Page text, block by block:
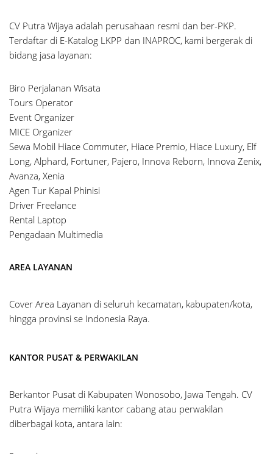
CV Putra Wijaya adalah perusahaan resmi dan ber-PKP.
Terdaftar di E-Katalog LKPP dan INAPROC, kami bergerak di
bidang jasa layanan:
Biro Perjalanan Wisata
Tours Operator
Event Organizer
MICE Organizer
Sewa Mobil Hiace Commuter, Hiace Premio, Hiace Luxury, Elf
Long, Alphard, Fortuner, Pajero, Innova Reborn, Innova Zenix,
Avanza, Xenia
Agen Tur Kapal Phinisi
Driver Freelance
Rental Laptop
Pengadaan Multimedia
AREA LAYANAN
Cover Area Layanan di seluruh kecamatan, kabupaten/kota,
hingga provinsi se Indonesia Raya.
KANTOR PUSAT & PERWAKILAN
Berkantor Pusat di Kabupaten Wonosobo, Jawa Tengah. CV
Putra Wijaya memiliki kantor cabang atau perwakilan
diberbagai kota, antara lain: